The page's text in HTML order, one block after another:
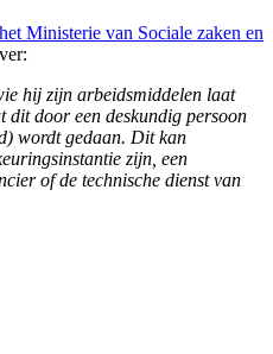
Ministerie van Sociale zaken en
hij zijn arbeidsmiddelen laat
dit door een deskundig persoon
wordt gedaan. Dit kan
zijn, een
of de technische dienst van